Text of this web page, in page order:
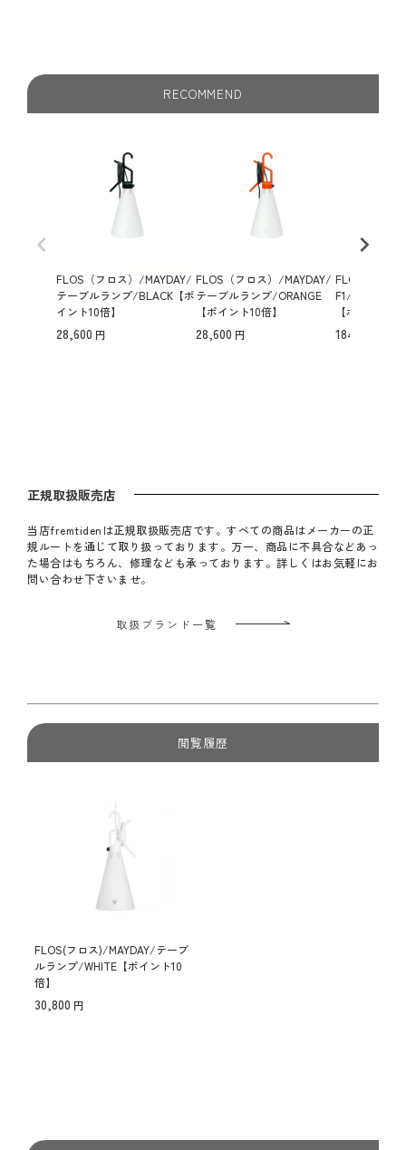
る、おしゃれな間接照明をお探しの方におすすめです。
RECOMMEND
FLOS（フロス）/MAYDAY/
テーブルランプ/BLACK【ポ
イント10倍】
28,600
FLOS（フロス）/MAYDAY/
テーブルランプ/ORANGE
【ポイント10倍】
28,600
FLOS（フロ
F1/フロアラ
【ポイント10
184,800
正規取扱販売店
当店fremtidenは正規取扱販売店です。すべての商品はメーカーの正
規ルートを通じて取り扱っております。万一、商品に不具合などあっ
た場合はもちろん、修理なども承っております。詳しくはお気軽にお
問い合わせ下さいませ。
取扱ブランド一覧
閲覧履歴
FLOS(フロス)/MAYDAY/テーブ
ルランプ/WHITE【ポイント10
倍】
30,800